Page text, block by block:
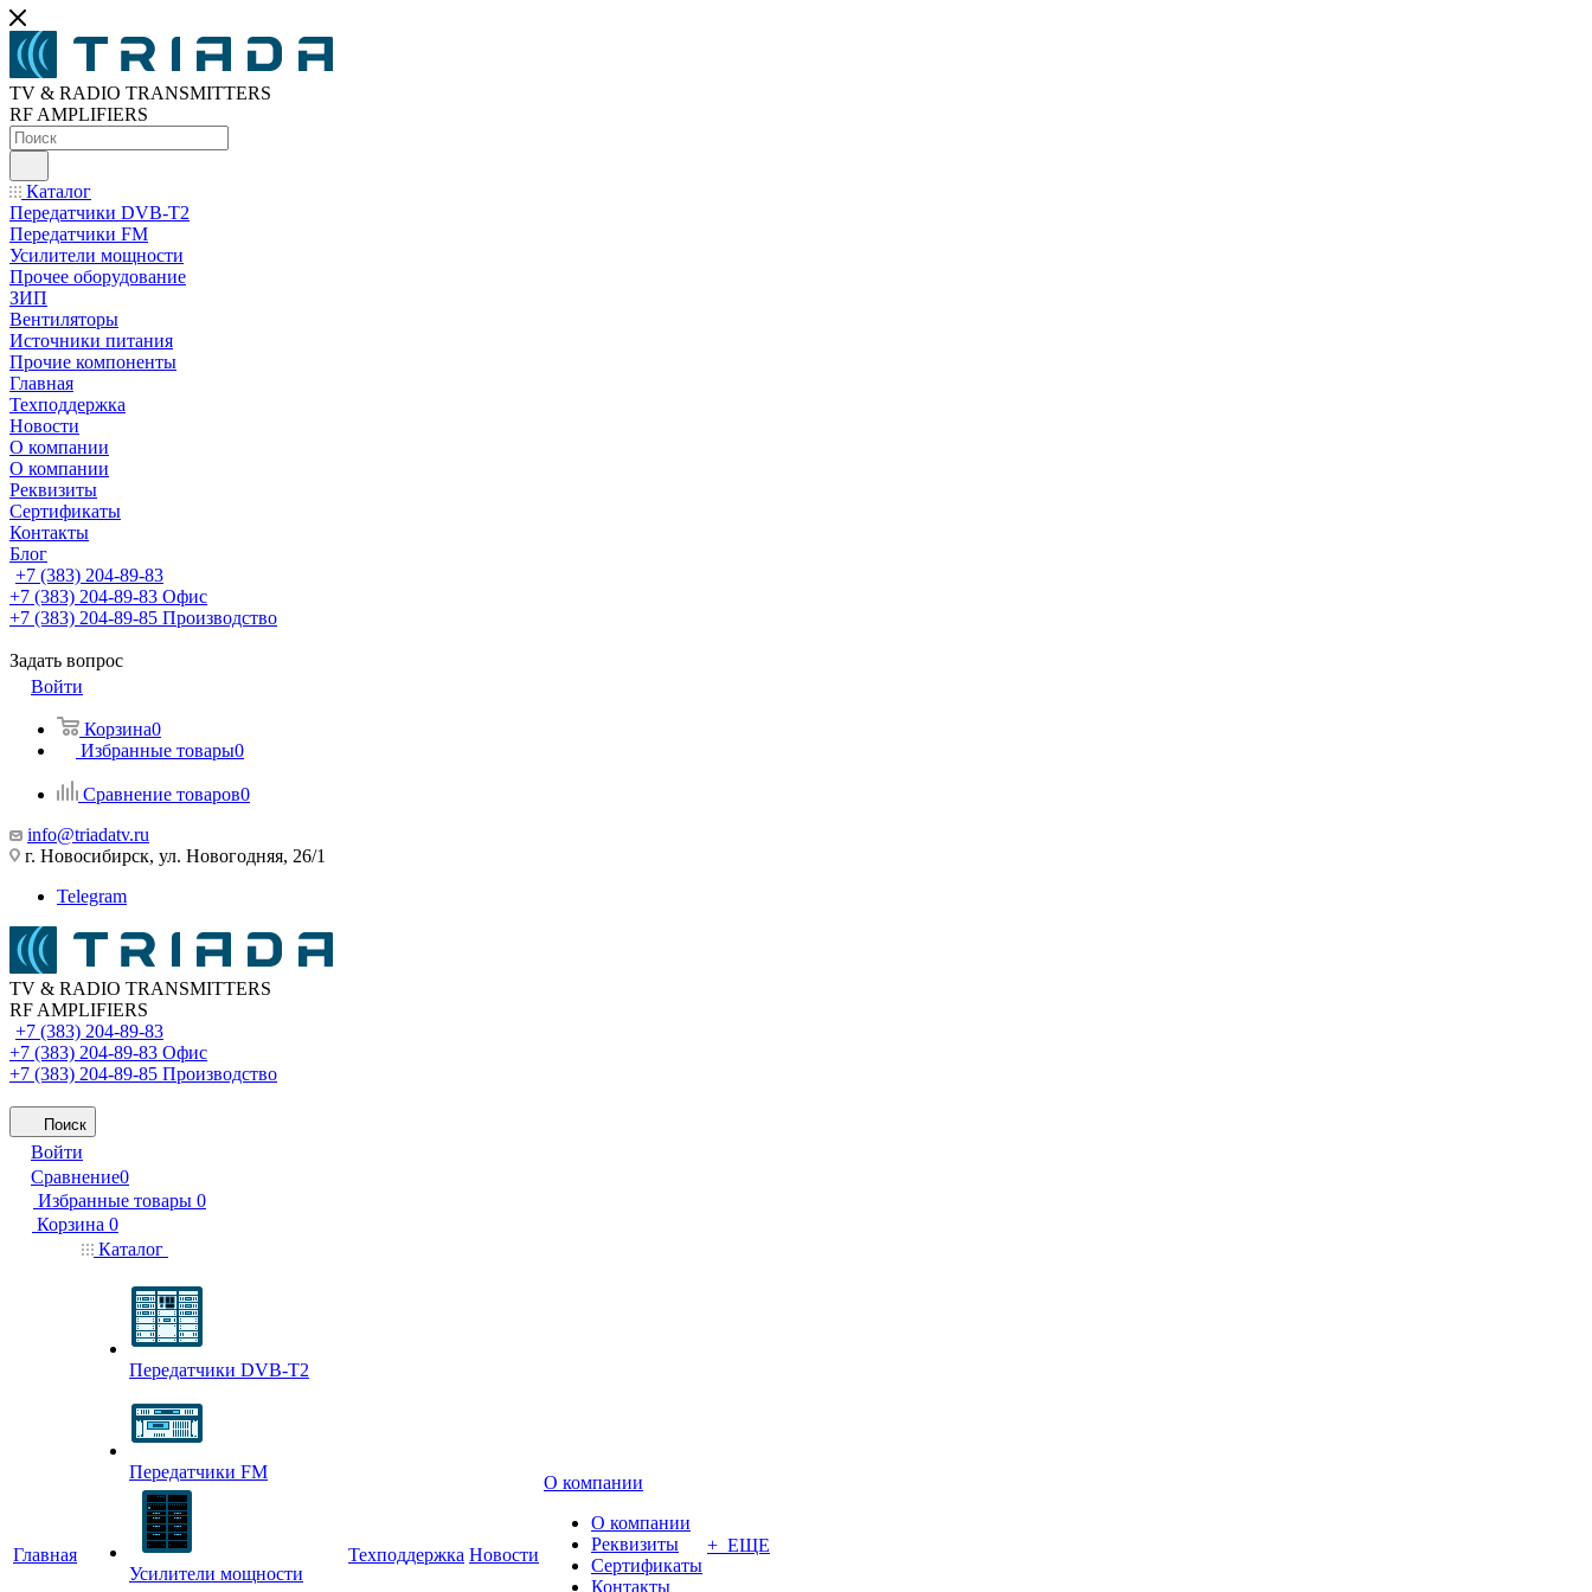
TV & RADIO TRANSMITTERS
RF AMPLIFIERS
Каталог
Передатчики DVB-T2
Передатчики FM
Усилители мощности
Прочее оборудование
ЗИП
Вентиляторы
Источники питания
Прочие компоненты
Главная
Техподдержка
Новости
О компании
О компании
Реквизиты
Сертификаты
Контакты
Блог
+7 (383) 204-89-83
+7 (383) 204-89-83 Офис
+7 (383) 204-89-85 Производство
Задать вопрос
Войти
Корзина0
Избранные товары0
Сравнение товаров0
info@triadatv.ru
г. Новосибирск, ул. Новогодняя, 26/1
Telegram
TV & RADIO TRANSMITTERS
RF AMPLIFIERS
+7 (383) 204-89-83
+7 (383) 204-89-83 Офис
+7 (383) 204-89-85 Производство
Поиск
Войти
Сравнение0
Избранные товары 0
Корзина 0
Главная
Каталог
Передатчики DVB-T2
Передатчики FM
Усилители мощности
Техподдержка Новости
О компании
О компании
Реквизиты
Сертификаты
Контакты
+ ЕЩЕ